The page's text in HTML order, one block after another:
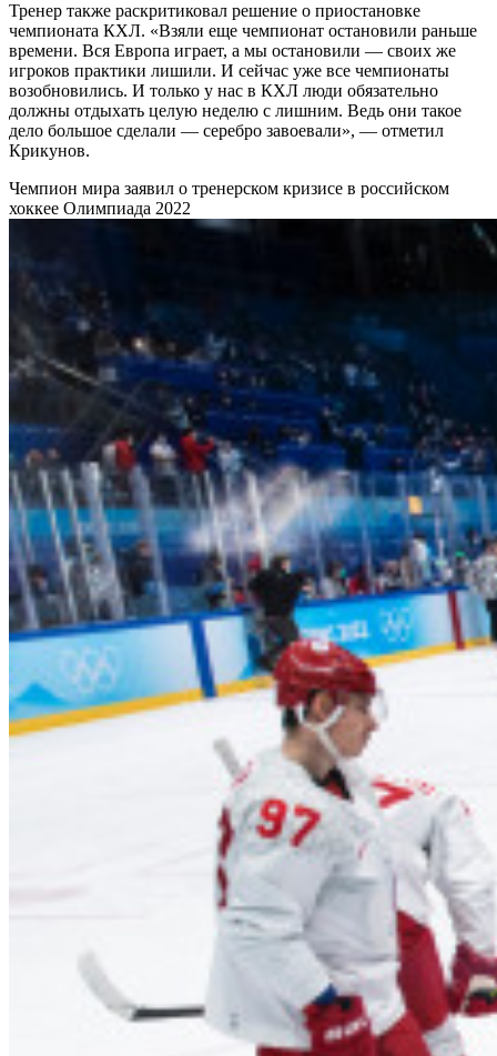
Тренер также раскритиковал решение о приостановке
чемпионата КХЛ. «Взяли еще чемпионат остановили раньше
времени. Вся Европа играет, а мы остановили — своих же
игроков практики лишили. И сейчас уже все чемпионаты
возобновились. И только у нас в КХЛ люди обязательно
должны отдыхать целую неделю с лишним. Ведь они такое
дело большое сделали — серебро завоевали», — отметил
Крикунов.
Чемпион мира заявил о тренерском кризисе в российском
хоккее Олимпиада 2022